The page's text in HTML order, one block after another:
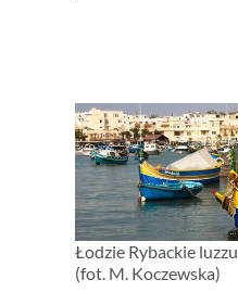
Łodzie Rybackie
(fot. M. Koczewska)